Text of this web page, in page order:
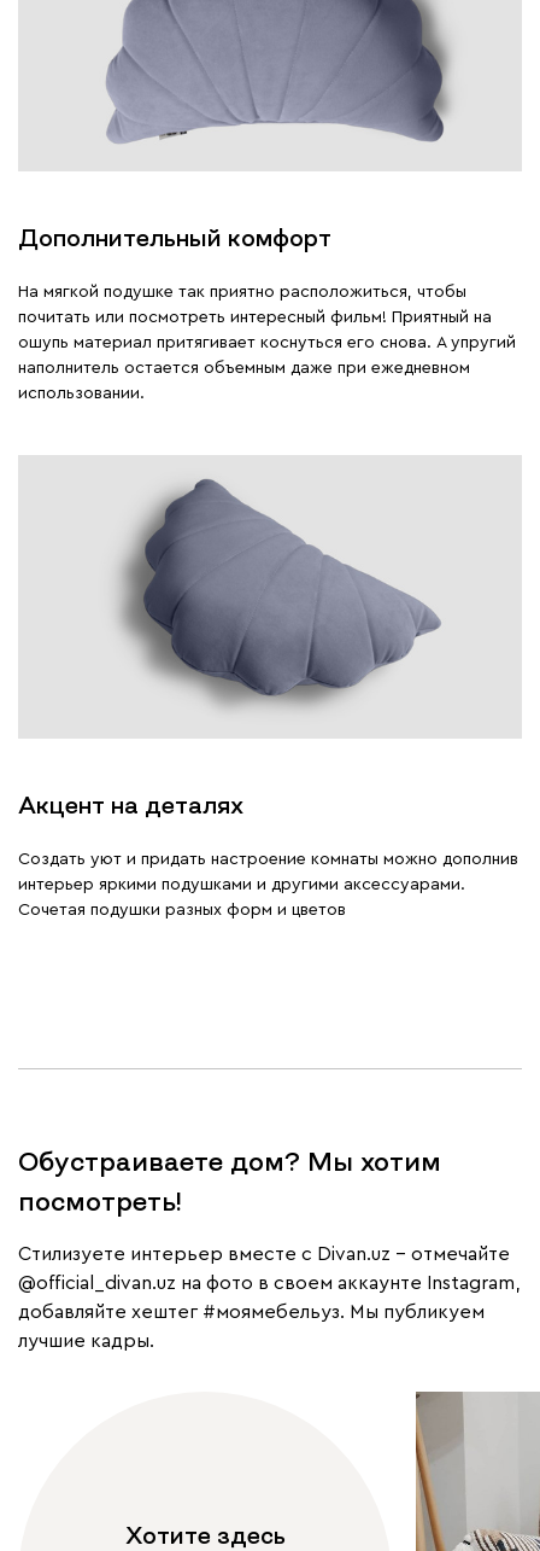
Дополнительный комфорт
На мягкой подушке так приятно расположиться, чтобы
почитать или посмотреть интересный фильм! Приятный на
ошупь материал притягивает коснуться его снова. А упругий
наполнитель остается объемным даже при ежедневном
использовании.
Акцент на деталях
Создать уют и придать настроение комнаты можно дополнив
интерьер яркими подушками и другими аксессуарами.
Сочетая подушки разных форм и цветов
Обустраиваете дом? Мы хотим
посмотреть!
Cтилизуете интерьер вместе с Divan.uz – отмечайте
@official_divan.uz на фото в своем аккаунте Instagram,
добавляйте хештег #моямебельуз. Мы публикуем
лучшие кадры.
Хотите здесь